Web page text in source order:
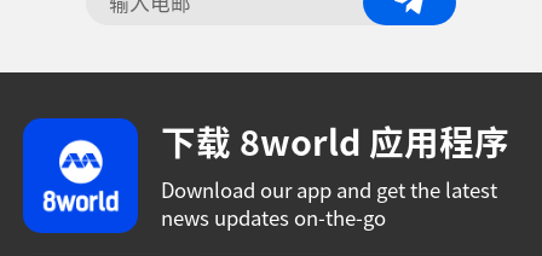
下载 8world 应用程序
Download our app and get the latest
news updates on-the-go